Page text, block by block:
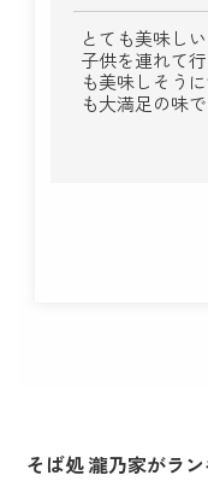
とても美味しい
子供を連れて
も美味しそう
も大満足の味で
そば処 瀧乃家がラ